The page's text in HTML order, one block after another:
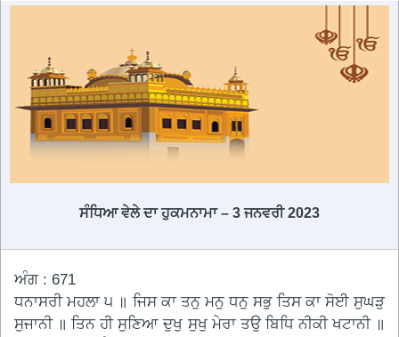
ਸੰਧਿਆ ਵੇਲੇ ਦਾ ਹੁਕਮਨਾਮਾ – 3 ਜਨਵਰੀ 2023
ਅੰਗ : 671
ਧਨਾਸਰੀ ਮਹਲਾ ੫ ॥ ਜਿਸ ਕਾ ਤਨੁ ਮਨੁ ਧਨੁ ਸਭੁ ਤਿਸ ਕਾ ਸੋਈ ਸੁਘੜੁ
ਸੁਜਾਨੀ ॥ ਤਿਨ ਹੀ ਸੁਣਿਆ ਦੁਖੁ ਸੁਖੁ ਮੇਰਾ ਤਉ ਬਿਧਿ ਨੀਕੀ ਖਟਾਨੀ ॥